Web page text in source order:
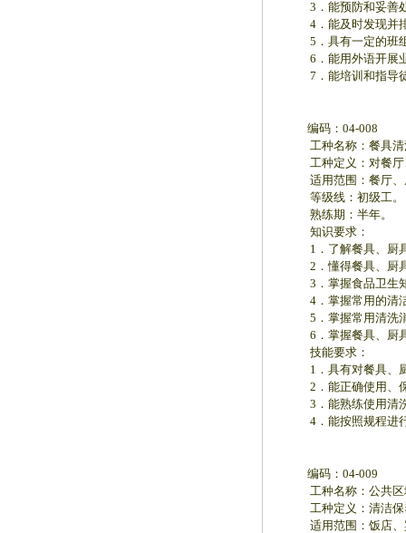
3．能预防和妥善处
4．能及时发现并排
5．具有一定的班
6．能用外语开展
7．能培训和指导徒
编码：04-008
工种名称：餐具清
工种定义：对餐厅
适用范围：餐厅、
等级线：初级工。
熟练期：半年。
知识要求：
1．了解餐具、厨具
2．懂得餐具、厨具
3．掌握食品卫生知
4．掌握常用的清洁
5．掌握常用清洗消
6．掌握餐具、厨具
技能要求：
1．具有对餐具、厨
2．能正确使用、保
3．能熟练使用清洗
4．能按照规程进
编码：04-009
工种名称：公共区
工种定义：清洁保
适用范围：饭店、宾